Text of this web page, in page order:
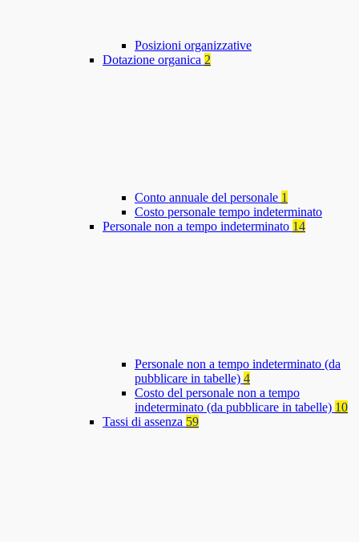
Posizioni organizzative
Dotazione organica 2
Conto annuale del personale 1
Costo personale tempo indeterminato
Personale non a tempo indeterminato 14
Personale non a tempo indeterminato (da
pubblicare in tabelle) 4
Costo del personale non a tempo
indeterminato (da pubblicare in tabelle) 10
Tassi di assenza 59